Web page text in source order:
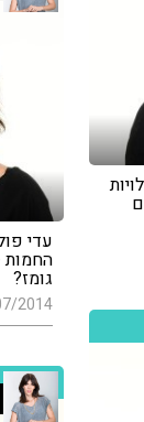
עדי
גומז?
2014